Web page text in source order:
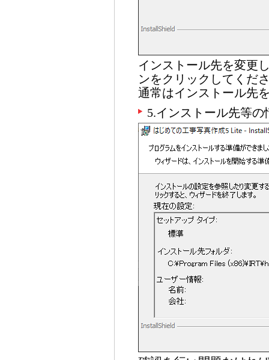
インストール先を変更
ンをクリックしてくだ
通常はインストール先
5.インストール先等